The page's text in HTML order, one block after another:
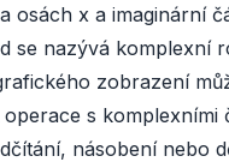
osách x a imaginární
se nazývá komplexní
zobrazení
s komplexními
násobení nebo